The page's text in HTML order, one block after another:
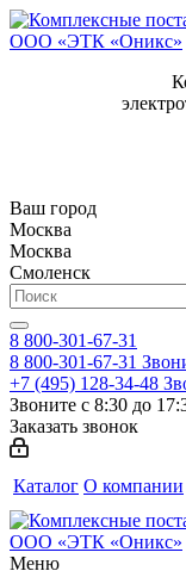
Ваш город
Москва
Москва
Смоленск
8 800-301-67-31
8 800-301-67-31
+7 (495) 128-34-48
Звоните с 8:30 до
Заказать звонок
Каталог О компании
Меню